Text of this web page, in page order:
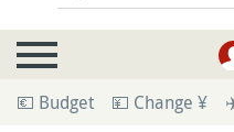
💶 Budget 💴 Change ¥